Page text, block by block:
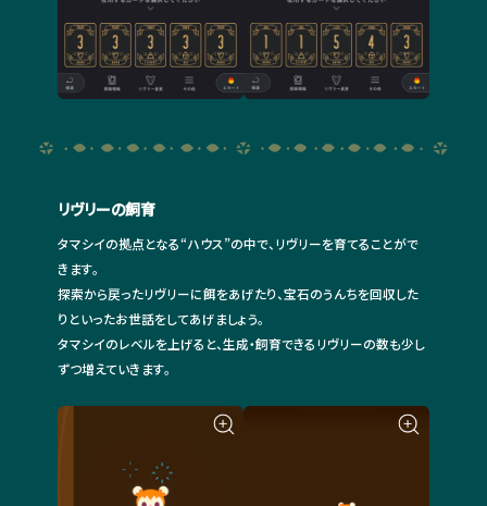
リヴリーの飼育
タマシイの拠点となる“ハウス”の中で、リヴリーを育てることがで
きます。
探索から戻ったリヴリーに餌をあげたり、宝石のうんちを回収した
りといったお世話をしてあげましょう。
タマシイのレベルを上げると、生成・飼育できるリヴリーの数も少し
ずつ増えていきます。